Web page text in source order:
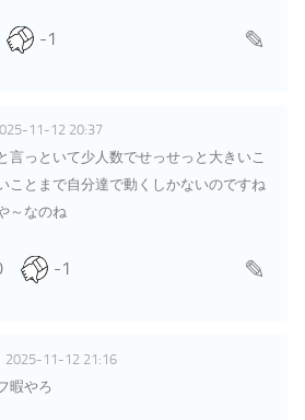
-1
11-12 20:37
言っといて少人数でせっせっと大きいこ
ことまで自分達で動くしかないのですね
～なのね
-1
2025-11-12 21:16
暇やろ